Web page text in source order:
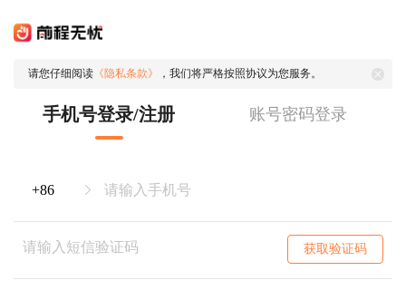
请您仔细阅读 《隐私条款》 ，我们将严格按照协议为您服务。
手机号登录/注册 账号密码登录
获取验证码